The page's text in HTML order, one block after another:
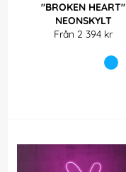
"BROKEN HEART"
NEONSKYLT
Från 2 394 kr